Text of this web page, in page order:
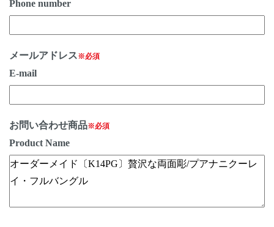
Phone number
メールアドレス※必須
E-mail
お問い合わせ商品※必須
Product Name